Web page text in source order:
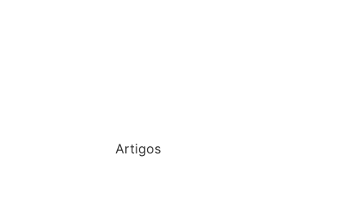
Artigos